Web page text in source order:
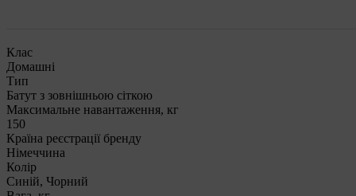
Клас
Домашні
Тип
Батут з зовнішньою сіткою
Максимальне навантаження, кг
150
Країна реєстрації бренду
Німеччина
Колір
Синій, Чорний